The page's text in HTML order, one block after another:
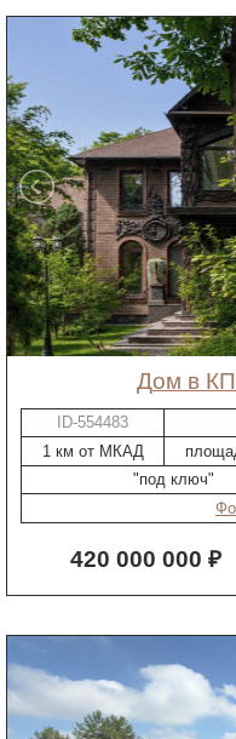
дом в
ID-554483
1 км от МКАД
"под ключ"
420 000 000 ₽